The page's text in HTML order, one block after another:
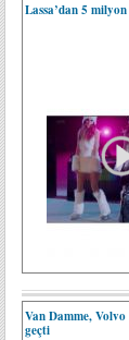
Lassa’dan 5
Van Damme, Volvo
geçti